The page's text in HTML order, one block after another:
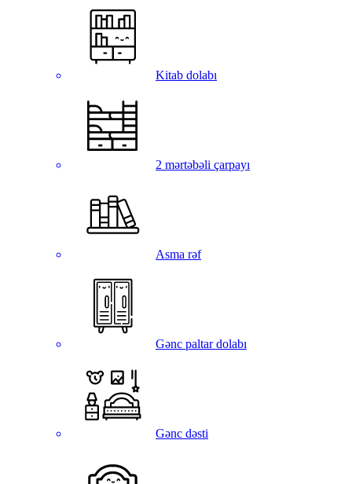
Kitab dolabı
2 mərtəbəli çarpayı
Asma rəf
Gənc paltar dolabı
Gənc dəsti